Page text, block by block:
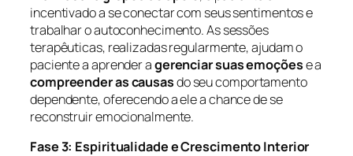
incentivado a se conectar com seus sentimentos e
trabalhar o autoconhecimento. As sessões
terapêuticas, realizadas regularmente, ajudam o
paciente a aprender agerenciar suas emoçõese a
compreender as causasdo seu comportamento
dependente, oferecendo a ele a chance de se
reconstruir emocionalmente.
Fase 3: Espiritualidade e Crescimento Interior